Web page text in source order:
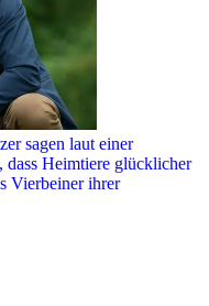
sagen laut einer
dass Heimtiere glücklicher
Vierbeiner ihrer